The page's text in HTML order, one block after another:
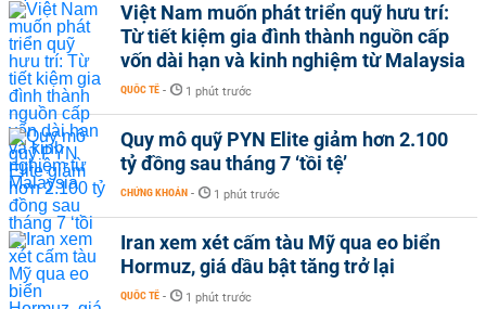
Việt Nam muốn phát triển quỹ hưu trí:
Từ tiết kiệm gia đình thành nguồn cấp
vốn dài hạn và kinh nghiệm từ Malaysia
QUỐC TẾ - 1 phút trước
Quy mô quỹ PYN Elite giảm hơn 2.100
tỷ đồng sau tháng 7 ‘tồi tệ’
CHỨNG KHOÁN - 1 phút trước
Iran xem xét cấm tàu Mỹ qua eo biển
Hormuz, giá dầu bật tăng trở lại
QUỐC TẾ - 1 phút trước